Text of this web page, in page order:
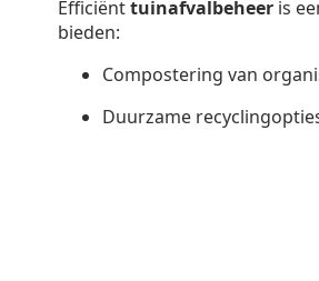
Efficiënttuinafvalbeheer is
bieden:
Compostering van
Duurzame